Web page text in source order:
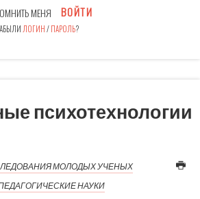
МЕНЯ ВОЙТИ
ЛОГИН/ПАРОЛЬ?
психотехнологии
МОЛОДЫХ УЧЕНЫХ
НАУКИ